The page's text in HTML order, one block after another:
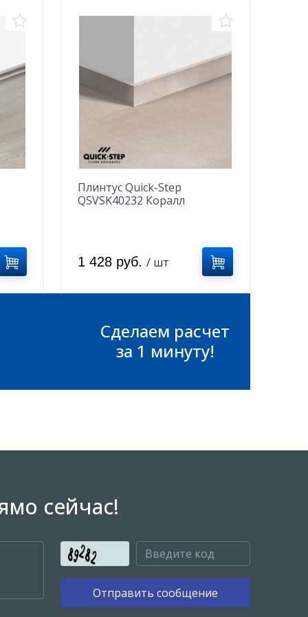
Плинтус Quick-Step
QSVSK40232 Коралл
1 428 руб. / шт
Сделаем расчет
за 1 минуту!
сейчас!
Отправить сообщение